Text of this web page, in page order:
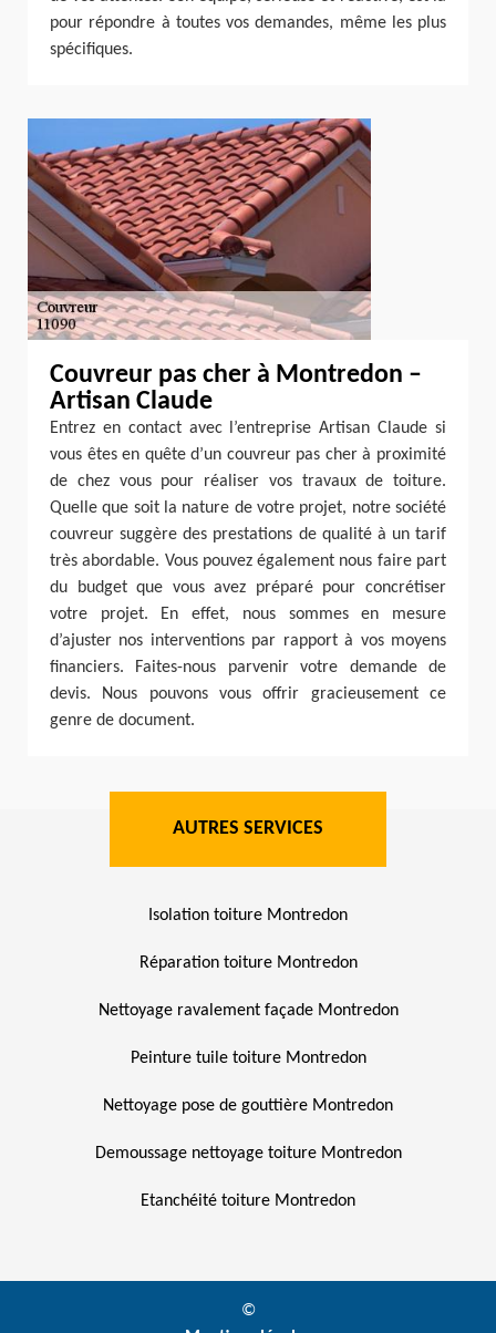
pour répondre à toutes vos demandes, même les plus
spécifiques.
Couvreur pas cher à Montredon –
Artisan Claude
Entrez en contact avec l’entreprise Artisan Claude si
vous êtes en quête d’un couvreur pas cher à proximité
de chez vous pour réaliser vos travaux de toiture.
Quelle que soit la nature de votre projet, notre société
couvreur suggère des prestations de qualité à un tarif
très abordable. Vous pouvez également nous faire part
du budget que vous avez préparé pour concrétiser
votre projet. En effet, nous sommes en mesure
d’ajuster nos interventions par rapport à vos moyens
financiers. Faites-nous parvenir votre demande de
devis. Nous pouvons vous offrir gracieusement ce
genre de document.
AUTRES SERVICES
Isolation toiture Montredon
Réparation toiture Montredon
Nettoyage ravalement façade Montredon
Peinture tuile toiture Montredon
Nettoyage pose de gouttière Montredon
Demoussage nettoyage toiture Montredon
Etanchéité toiture Montredon
©